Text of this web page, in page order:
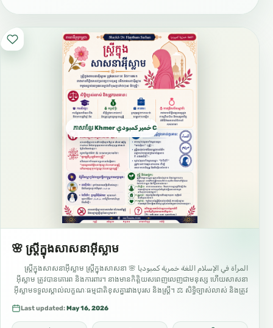
ភាសាខ្មែរ Khmer خمير كمبودي Cambodian
🌸 ស្ត្រីក្នុងសាសនាអ៊ីស្លាម
المرأة في الإسلام اللغة خمرية كمبوديا 🌸 ស្ត្រីក្នុងសាសនាអ៊ីស្លាម ស្ត្រីក្នុងសាសនា
អ៊ីស្លាម ត្រូវបានគោរព និងការពារ។ នាងមានកិត្តិយសពេញលេញជាមនុស្ស ហើយសាសនា
អ៊ីស្លាមទទួលស្គាល់លក្ខណៈធម្មជាតិខុសគ្នារវាងបុរស និងស្ត្រី។ ⚖️ សិទ្ធិច្បាស់លាស់ និងត្រូវ
Last updated:May 16, 2026